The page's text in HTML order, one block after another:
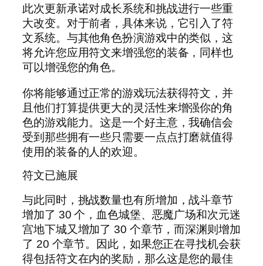
此次更新承诺对成长系统和挑战进行一些重
大改变。对于前者，具体来说，它引入了符
文系统。与其他角色扮演游戏中的类似，这
将允许您应用符文来增强您的装备，同样也
可以增强您的角色。
你将能够通过正常的游戏玩法获得符文，并
且他们打算提供更大的灵活性来增强你的角
色的游戏能力。这是一个好主意，我确信会
受到那些拥有一些只需要一点点打磨就值得
使用的装备的人的欢迎。
符文已施展
与此同时，挑战数量也有所增加，战斗章节
增加了 30 个，血色城堡、恶魔广场和次元迷
宫地下城又增加了 30 个章节，而深渊则增加
了 20 个章节。因此，如果您正在寻找机会获
得包括符文在内的奖励，那么这是您的最佳